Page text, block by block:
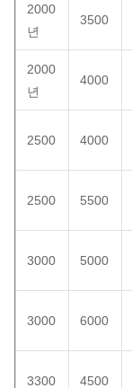
2000
년
3500
2000
년
4000
2500 4000
2500 5500
3000 5000
3000 6000
3300 4500